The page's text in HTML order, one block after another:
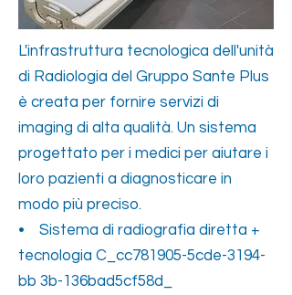
L'infrastruttura tecnologica dell'unità
di Radiologia del Gruppo Sante Plus
è creata per fornire servizi di
imaging di alta qualità. Un sistema
progettato per i medici per aiutare i
loro pazienti a diagnosticare in
modo più preciso.
• Sistema di radiografia diretta +
tecnologia C_cc781905-5cde-3194-
bb 3b-136bad5cf58d_